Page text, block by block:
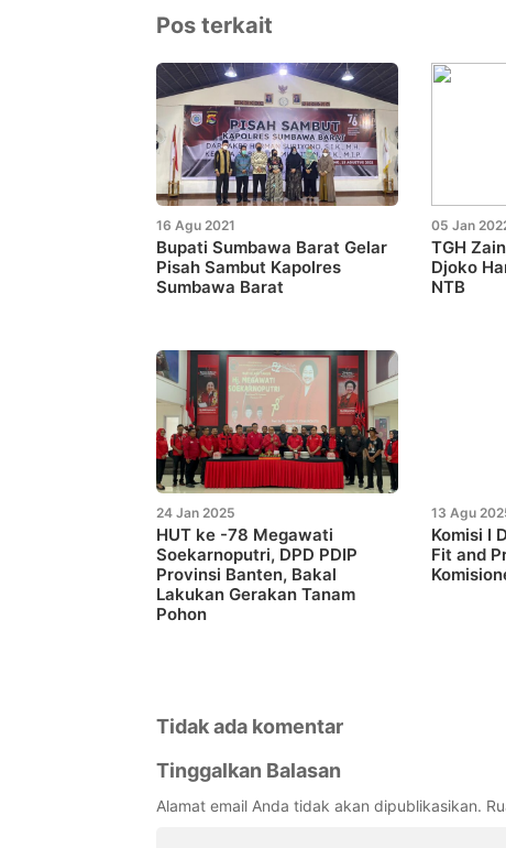
Pos terkait
16 Agu 2021
Bupati Sumbawa Barat Gelar
Pisah Sambut Kapolres
Sumbawa Barat
05 Jan
TGH
Djoko
NTB
24 Jan 2025
HUT ke -78 Megawati
Soekarnoputri, DPD PDIP
Provinsi Banten, Bakal
Lakukan Gerakan Tanam
Pohon
13 Agu
Komisi I
Fit and
Tidak ada komentar
Tinggalkan Balasan
Alamat email Anda tidak akan dipublikasikan.